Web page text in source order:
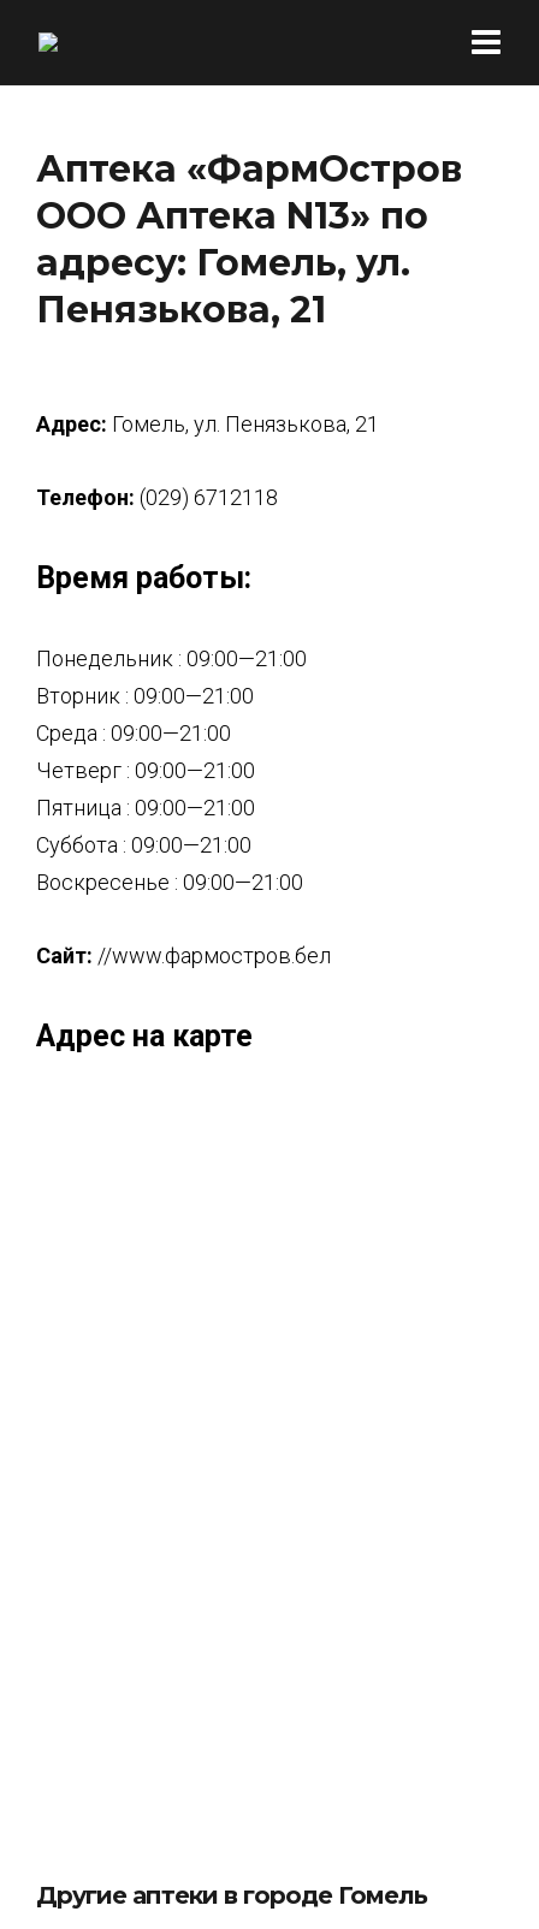
Аптека «ФармОстров
ООО Аптека N13» по
адресу: Гомель, ул.
Пенязькова, 21
Адрес: Гомель, ул. Пенязькова, 21
Телефон: (029) 6712118
Время работы:
Понедельник : 09:00—21:00
Вторник : 09:00—21:00
Среда : 09:00—21:00
Четверг : 09:00—21:00
Пятница : 09:00—21:00
Суббота : 09:00—21:00
Воскресенье : 09:00—21:00
Сайт: //www.фармостров.бел
Адрес на карте
Другие аптеки в городе Гомель